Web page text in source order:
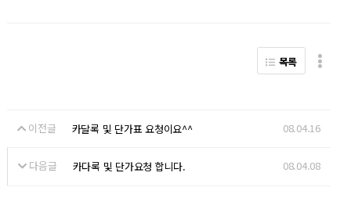
목록
이전글 카달록 및 단가표 요청이요^^ 08.04.16
다음글 카다록 및 단가요청 합니다. 08.04.08